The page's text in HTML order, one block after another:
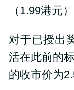
（1.99港元
对于已授出
活在此前的
的收市价为